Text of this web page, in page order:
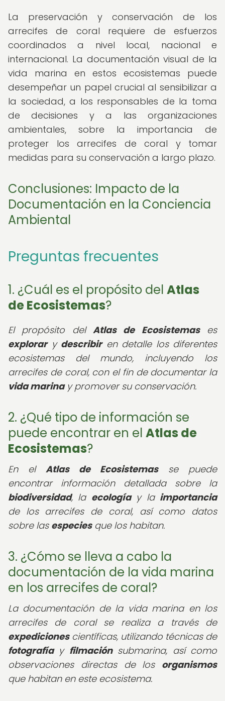
La preservación y conservación de los
arrecifes de coral requiere de esfuerzos
coordinados a nivel local, nacional e
internacional. La documentación visual de la
vida marina en estos ecosistemas puede
desempeñar un papel crucial al sensibilizar a
la sociedad, a los responsables de la toma
de decisiones y a las organizaciones
ambientales, sobre la importancia de
proteger los arrecifes de coral y tomar
medidas para su conservación a largo plazo.
Conclusiones: Impacto de la
Documentación en la Conciencia
Ambiental
Preguntas frecuentes
1. ¿Cuál es el propósito del Atlas
de Ecosistemas?
El propósito del Atlas de Ecosistemases
explorary describiren detalle los diferentes
ecosistemas del mundo, incluyendo los
arrecifes de coral, con el fin de documentar la
vida marinay promover su conservación.
2. ¿Qué tipo de información se
puede encontrar en el Atlas de
Ecosistemas?
En el Atlas de Ecosistemasse puede
encontrar información detallada sobre la
biodiversidad, la ecologíay la importancia
de los arrecifes de coral, así como datos
sobre las especiesque los habitan.
3. ¿Cómo se lleva a cabo la
documentación de la vida marina
en los arrecifes de coral?
La documentación de la vida marina en los
arrecifes de coral se realiza a través de
expedicionescientíficas, utilizando técnicas de
fotografíay filmaciónsubmarina, así como
observaciones directas de los organismos
que habitan en este ecosistema.